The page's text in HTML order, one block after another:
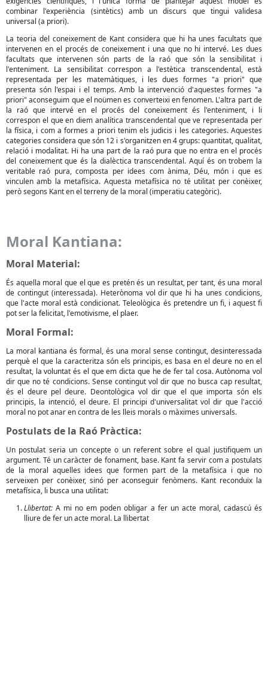
combinar l'experiència (sintètics) amb un discurs que tingui validesa
universal (a priori).
La teoria del coneixement de Kant considera que hi ha unes facultats que
intervenen en el procés de coneixement i una que no hi intervé. Les dues
facultats que intervenen són parts de la raó que són la sensibilitat i
l'enteniment. La sensibilitat correspon a l'estètica transcendental, està
representada per les matemàtiques, i les dues formes "a priori" que
presenta són l'espai i el temps. Amb la intervenció d'aquestes formes "a
priori" aconseguim que el noümen es converteixi en fenomen. L'altra part de
la raó que intervé en el procés del coneixement és l'enteniment, i li
correspon el que en diem analítica transcendental que ve representada per
la física, i com a formes a priori tenim els judicis i les categories. Aquestes
categories considera que són 12 i s'organitzen en 4 grups: quantitat, qualitat,
relació i modalitat. Hi ha una part de la raó pura que no entra en el procés
del coneixement que és la dialèctica transcendental. Aquí és on trobem la
veritable raó pura, composta per idees com ànima, Déu, món i que es
vinculen amb la metafísica. Aquesta metafísica no té utilitat per conèixer,
però segons Kant en el terreny de la moral (imperatiu categòric).
Moral Kantiana:
Moral Material:
És aquella moral que el que es pretén és un resultat, per tant, és una moral
de contingut (interessada). Heterònoma vol dir que hi ha unes condicions,
que l'acte moral està condicionat. Teleològica és pretendre un fi, i aquest fi
pot ser la felicitat, l'emotivisme, el plaer.
Moral Formal:
La moral kantiana és formal, és una moral sense contingut, desinteressada
perquè el que la caracteritza són els principis, es basa en el deure no en el
resultat, la voluntat és el que em dicta que he de fer tal cosa. Autònoma vol
dir que no té condicions. Sense contingut vol dir que no busca cap resultat,
és el deure pel deure. Deontològica vol dir que el que importa són els
principis, la intenció, el deure. El principi d'universalitat vol dir que l'acció
moral no pot anar en contra de les lleis morals o màximes universals.
Postulats de la Raó Pràctica:
Un postulat seria un concepte o un referent sobre el qual justifiquem un
argument. Té un caràcter de fonament, base. Kant fa servir com a postulats
de la moral aquelles idees que formen part de la metafísica i que no
serveixen per conèixer, sinó per aconseguir fenòmens. Kant reconduïx la
metafísica, li busca una utilitat:
Llibertat: A mi no em poden obligar a fer un acte moral, cadascú és
lliure de fer un acte moral. La llibertat